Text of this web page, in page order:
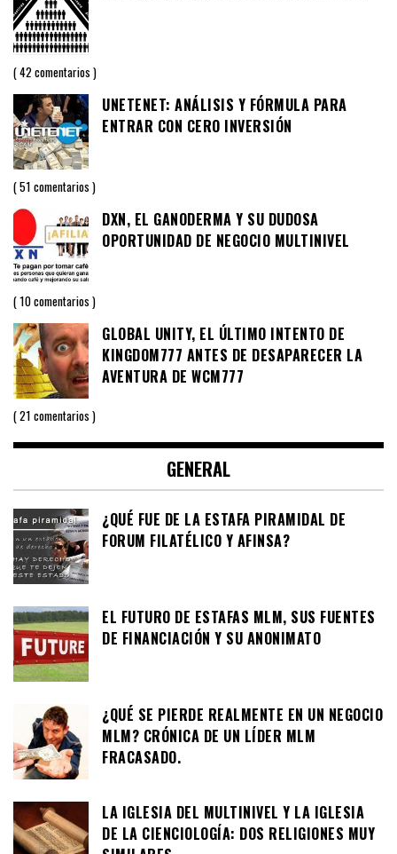
42 comentarios
UNETENET: ANÁLISIS Y FÓRMULA PARA
ENTRAR CON CERO INVERSIÓN
51 comentarios
DXN, EL GANODERMA Y SU DUDOSA
OPORTUNIDAD DE NEGOCIO MULTINIVEL
10 comentarios
GLOBAL UNITY, EL ÚLTIMO INTENTO DE
KINGDOM777 ANTES DE DESAPARECER LA
AVENTURA DE WCM777
21 comentarios
GENERAL
¿QUÉ FUE DE LA ESTAFA PIRAMIDAL DE
FORUM FILATÉLICO Y AFINSA?
EL FUTURO DE ESTAFAS MLM, SUS FUENTES
DE FINANCIACIÓN Y SU ANONIMATO
¿QUÉ SE PIERDE REALMENTE EN UN NEGOCIO
MLM? CRÓNICA DE UN LÍDER MLM
FRACASADO.
LA IGLESIA DEL MULTINIVEL Y LA IGLESIA
DE LA CIENCIOLOGÍA: DOS RELIGIONES MUY